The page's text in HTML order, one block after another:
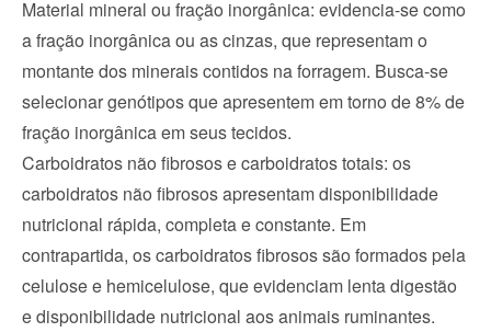
Material mineral ou fração inorgânica: evidencia-se como
a fração inorgânica ou as cinzas, que representam o
montante dos minerais contidos na forragem. Busca-se
selecionar genótipos que apresentem em torno de 8% de
fração inorgânica em seus tecidos.
Carboidratos não fibrosos e carboidratos totais: os
carboidratos não fibrosos apresentam disponibilidade
nutricional rápida, completa e constante. Em
contrapartida, os carboidratos fibrosos são formados pela
celulose e hemicelulose, que evidenciam lenta digestão
e disponibilidade nutricional aos animais ruminantes.